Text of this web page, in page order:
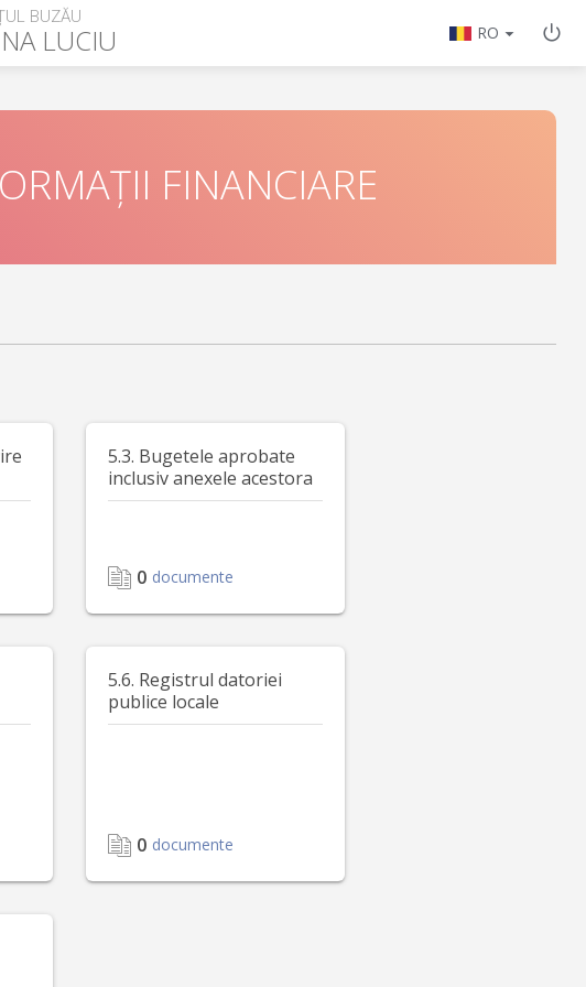
BUZĂU
LUCIU RO
FINANCIARE
5.3. Bugetele aprobate
inclusiv anexele acestora
0 documente
5.6. Registrul datoriei
publice locale
0 documente